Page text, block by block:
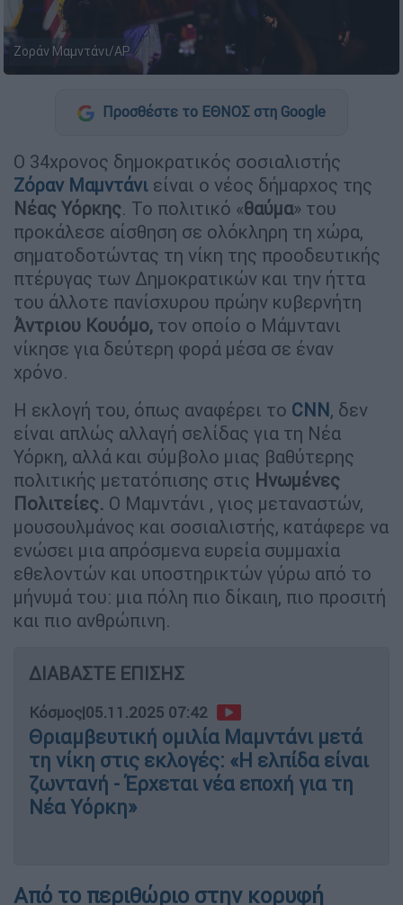
Ζοράν Μαμντάνι/AP
Προσθέστε το ΕΘΝΟΣ στη Google
Ο 34χρονος δημοκρατικός σοσιαλιστής
Ζόραν Μαμντάνι είναι ο νέος δήμαρχος της
Νέας Υόρκης. Το πολιτικό «θαύμα» του
προκάλεσε αίσθηση σε ολόκληρη τη χώρα,
σηματοδοτώντας τη νίκη της προοδευτικής
πτέρυγας των Δημοκρατικών και την ήττα
του άλλοτε πανίσχυρου πρώην κυβερνήτη
Άντριου Κουόμο, τον οποίο ο Μάμντανι
νίκησε για δεύτερη φορά μέσα σε έναν
χρόνο.
Η εκλογή του, όπως αναφέρει το CNN, δεν
είναι απλώς αλλαγή σελίδας για τη Νέα
Υόρκη, αλλά και σύμβολο μιας βαθύτερης
πολιτικής μετατόπισης στις Ηνωμένες
Πολιτείες. Ο Μαμντάνι , γιος μεταναστών,
μουσουλμάνος και σοσιαλιστής, κατάφερε να
ενώσει μια απρόσμενα ευρεία συμμαχία
εθελοντών και υποστηρικτών γύρω από το
μήνυμά του: μια πόλη πιο δίκαιη, πιο προσιτή
και πιο ανθρώπινη.
ΔΙΑΒΑΣΤΕ ΕΠΙΣΗΣ
Κόσμος|05.11.2025 07:42
Θριαμβευτική ομιλία Μαμντάνι μετά
τη νίκη στις εκλογές: «Η ελπίδα είναι
ζωντανή - Έρχεται νέα εποχή για τη
Νέα Υόρκη»
Από το περιθώριο στην κορυφή